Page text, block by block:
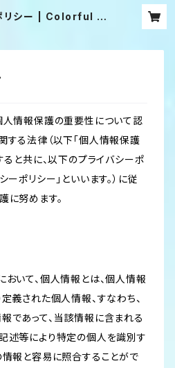
リシー | Colorful Si
人情報保護の重要性について認
する法律（以下「個人情報保護
ると共に、以下のプライバシーポ
ーポリシー」といいます。）に従
に努めます。
おいて、個人情報とは、個人情報
義された個人情報、すなわち、
であって、当該情報に含まれる
述等により特定の個人を識別す
情報と容易に照合することがで